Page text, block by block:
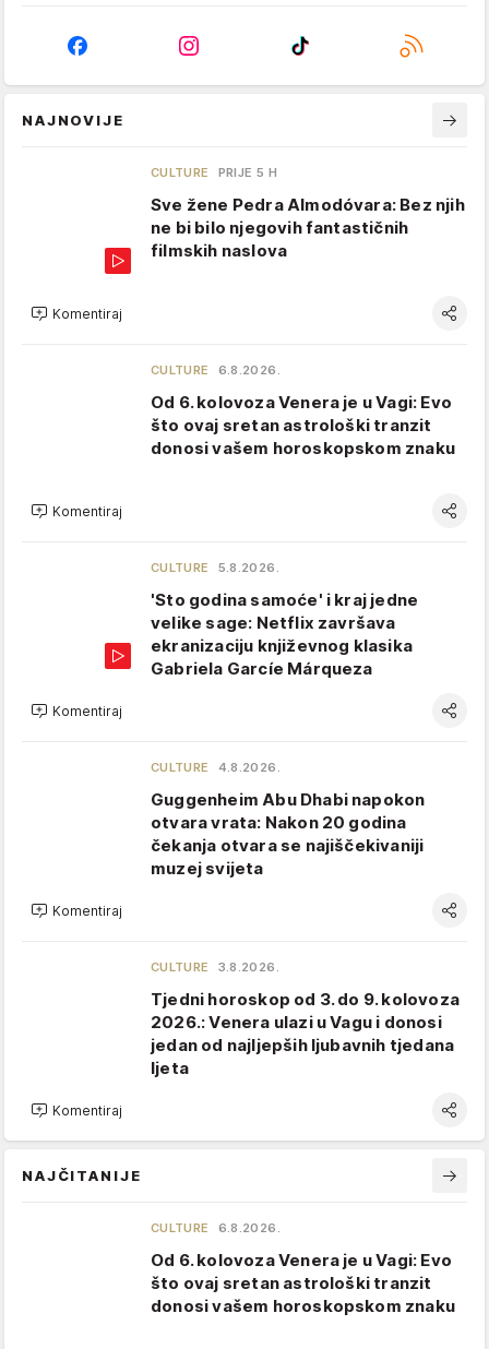
NAJNOVIJE
CULTURE PRIJE 5 H
Sve žene Pedra Almodóvara: Bez njih
ne bi bilo njegovih fantastičnih
filmskih naslova
Komentiraj
CULTURE 6.8.2026.
Od 6. kolovoza Venera je u Vagi: Evo
što ovaj sretan astrološki tranzit
donosi vašem horoskopskom znaku
Komentiraj
CULTURE 5.8.2026.
'Sto godina samoće' i kraj jedne
velike sage: Netflix završava
ekranizaciju književnog klasika
Gabriela Garcíe Márqueza
Komentiraj
CULTURE 4.8.2026.
Guggenheim Abu Dhabi napokon
otvara vrata: Nakon 20 godina
čekanja otvara se najiščekivaniji
muzej svijeta
Komentiraj
CULTURE 3.8.2026.
Tjedni horoskop od 3. do 9. kolovoza
2026.: Venera ulazi u Vagu i donosi
jedan od najljepših ljubavnih tjedana
ljeta
Komentiraj
NAJČITANIJE
CULTURE 6.8.2026.
Od 6. kolovoza Venera je u Vagi: Evo
što ovaj sretan astrološki tranzit
donosi vašem horoskopskom znaku